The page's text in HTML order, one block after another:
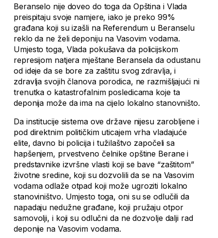
Beranselo nije doveo do toga da Opština i Vlada
preispitaju svoje namjere, iako je preko 99%
građana koji su izašli na Referendum u Beranselu
reklo da ne želi deponiju na Vasovim vodama.
Umjesto toga, Vlada pokušava da policijskom
represijom natjera mještane Beransela da odustanu
od ideje da se bore za zaštitu svog zdravlja, i
zdravlja svojih članova porodica, ne razmišljajući ni
trenutka o katastrofalnim posledicama koje ta
deponija može da ima na cijelo lokalno stanovništo.
Da institucije sistema ove države nijesu zarobljene i
pod direktnim političkim uticajem vrha vladajuće
elite, davno bi policija i tužilaštvo započeli sa
hapšenjem, prvestveno čelnike opštine Berane i
predstavnike izvršne vlasti koji se bave “zaštitom”
životne sredine, koji su dozvolili da se na Vasovim
vodama odlaže otpad koji može ugroziti lokalno
stanoviništvo. Umjesto toga, oni su se odlučili da
napadaju nedužne građane, koji pružaju otpor
samovolji, i koji su odlučni da ne dozvolje dalji rad
deponije na Vasovim vodama.